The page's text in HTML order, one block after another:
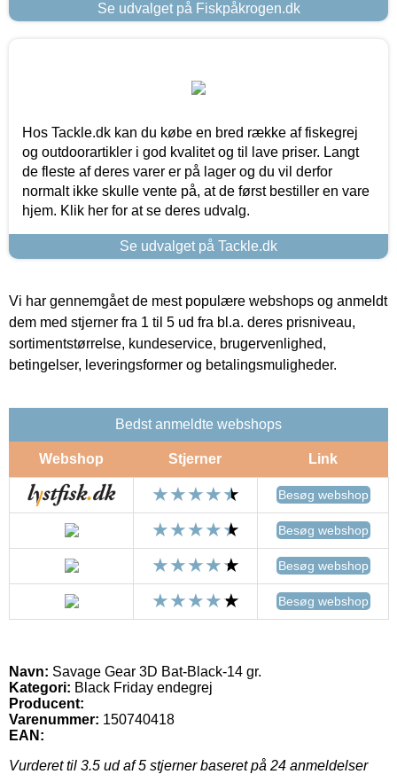
Se udvalget på Fiskpåkrogen.dk
Hos Tackle.dk kan du købe en bred række af fiskegrej
og outdoorartikler i god kvalitet og til lave priser. Langt
de fleste af deres varer er på lager og du vil derfor
normalt ikke skulle vente på, at de først bestiller en vare
hjem. Klik her for at se deres udvalg.
Se udvalget på Tackle.dk
Vi har gennemgået de mest populære webshops og anmeldt
dem med stjerner fra 1 til 5 ud fra bl.a. deres prisniveau,
sortimentstørrelse, kundeservice, brugervenlighed,
betingelser, leveringsformer og betalingsmuligheder.
Bedst anmeldte webshops
Webshop Stjerner Link
Besøg webshop
Besøg webshop
Besøg webshop
Besøg webshop
Navn: Savage Gear 3D Bat-Black-14 gr.
Kategori: Black Friday endegrej
Producent:
Varenummer: 150740418
EAN:
Vurderet til 3.5 ud af 5 stjerner baseret på 24 anmeldelser